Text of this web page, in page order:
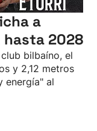
a
hasta 2028
bilbaíno, el
y 2,12 metros
energía" al